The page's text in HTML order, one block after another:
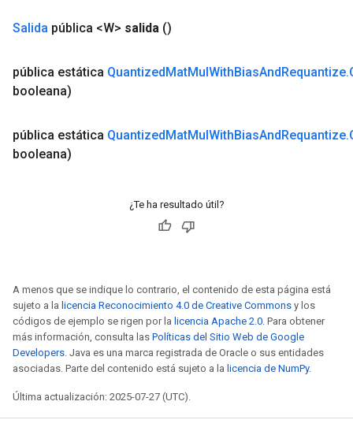
Salida pública <W> salida ()
pública estática QuantizedMatMulWithBiasAndRequantize.
booleana)
pública estática QuantizedMatMulWithBiasAndRequantize.
booleana)
¿Te ha resultado útil?
A menos que se indique lo contrario, el contenido de esta página está
sujeto a la licencia Reconocimiento 4.0 de Creative Commons y los
códigos de ejemplo se rigen por la licencia Apache 2.0. Para obtener
más información, consulta las Políticas del Sitio Web de Google
Developers. Java es una marca registrada de Oracle o sus entidades
asociadas. Parte del contenido está sujeto a la licencia de NumPy.
Última actualización: 2025-07-27 (UTC).